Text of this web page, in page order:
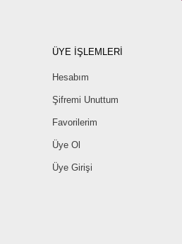
ÜYE İŞLEMLERİ
Hesabım
Şifremi Unuttum
Favorilerim
Üye Ol
Üye Girişi